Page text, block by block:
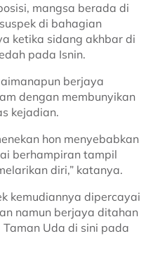
mangsa berada di
di bahagian
ketika sidang akhbar di
pada Isnin.
berjaya
dengan membunyikan
kejadian.
hon menyebabkan
berhampiran tampil
diri,” katanya.
kemudiannya dipercayai
namun berjaya ditahan
Uda di sini pada